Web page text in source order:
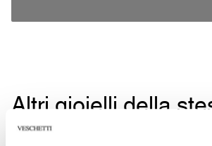
Altri gioielli della
tipologia